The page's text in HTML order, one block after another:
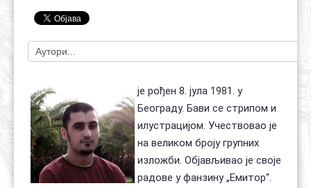
је рођен 8. јула 1981. у
Београду. Бави се стрипом и
илустрацијом. Учествовао је
на великом броју групних
изложби. Објављивао је своје
радове у фанзину „Емитор“.
Органи
Хол славе
Контакт